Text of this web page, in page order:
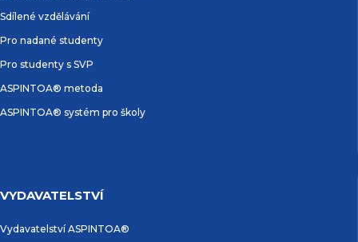
Sdílené vzdělávání
Pro nadané studenty
Pro studenty s SVP
ASPINTOA® metoda
ASPINTOA® systém pro školy
VYDAVATELSTVÍ
Vydavatelství ASPINTOA®